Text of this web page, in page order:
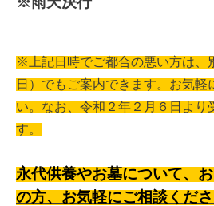
※上記日時でご都合の悪い方は、
日）でもご案内できます。お気軽
い。なお、令和２年２月６日より
す。
永代供養やお墓について、
の方、お気軽にご相談くださ